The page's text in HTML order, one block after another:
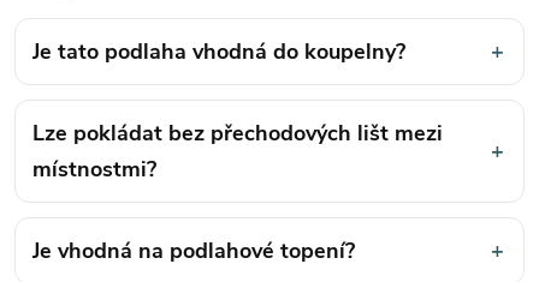
Je tato podlaha vhodná do koupelny? +
Lze pokládat bez přechodových lišt mezi
místnostmi?
+
Je vhodná na podlahové topení? +